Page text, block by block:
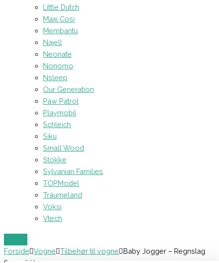
Little Dutch
Maxi Cosi
Membantu
Najell
Neonate
Nonomo
Nsleep
Our Generation
Paw Patrol
Playmobil
Schleich
Siku
Small Wood
Stokke
Sylvanian Families
TOPModel
Träumeland
Voksi
Vtech
Forside Vogne Tilbehør til vogne
Baby Jogger – Regnslag